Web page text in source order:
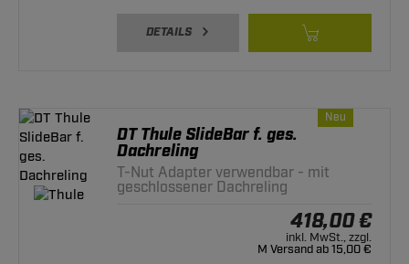
DETAILS
Neu
DT Thule SlideBar f. ges.
Dachreling
T-Nut Adapter verwendbar - mit
geschlossener Dachreling
418,00 €
inkl. MwSt., zzgl.
M Versand ab 15,00 €